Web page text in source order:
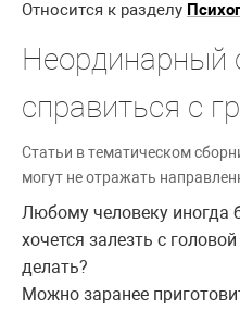
Относится к разделу
Неординарный
справиться с
Статьи в тематическом
могут не отражать
Любому человеку иногда
хочется залезть с
делать?
Можно заранее